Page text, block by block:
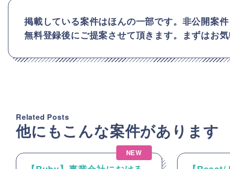
掲載している案件はほんの一部です。非公開案件
無料登録後にご提案させて頂きます。まずはお気
Related Posts
他にもこんな案件があります
NEW